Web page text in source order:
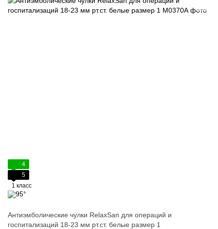
4
5
1 класс
Антиэмболические чулки RelaxSan для операций и
госпитализаций 18-23 мм рт.ст. белые размер 1